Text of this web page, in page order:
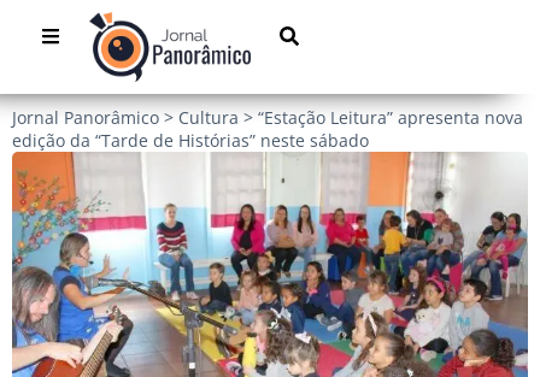
Jornal Panorâmico > Cultura > “Estação Leitura” apresenta nova
edição da “Tarde de Histórias” neste sábado